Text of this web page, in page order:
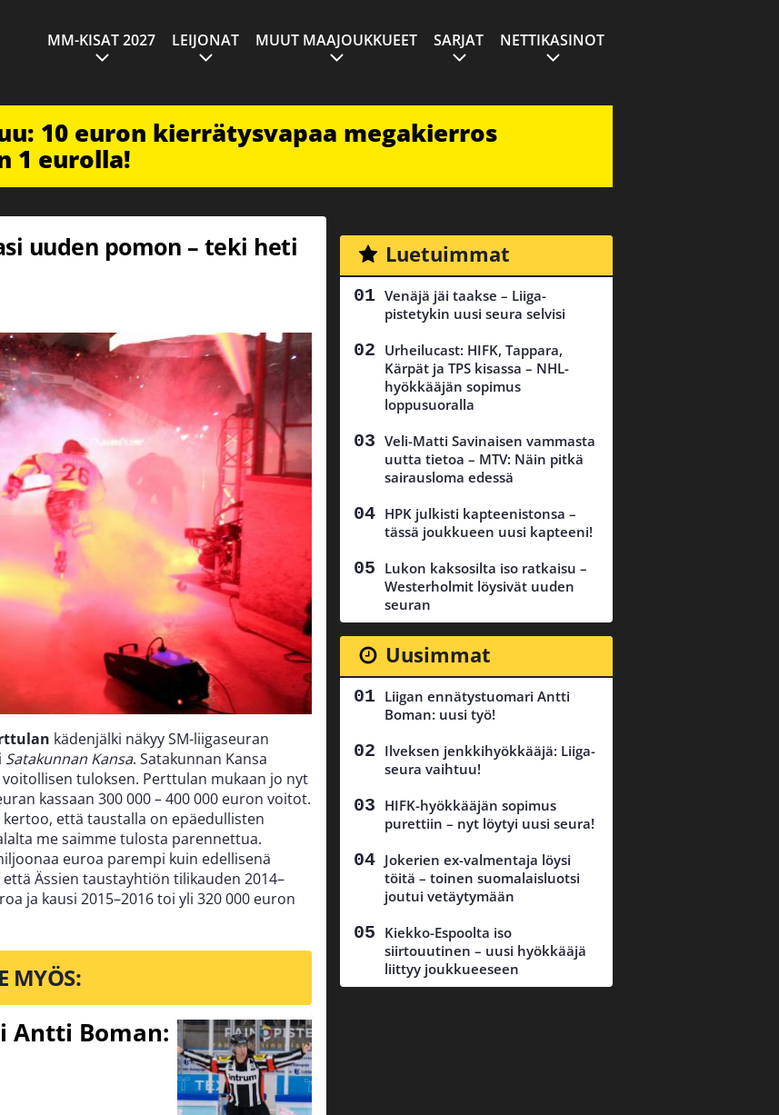
MM-KISAT 2027 LEIJONAT MUUT MAAJOUKKUEET SARJAT NETTIKASINOT
10 euron kierrätysvapaa megakierros
1 eurolla!
uuden pomon – teki heti
kädenjälki näkyy SM-liigaseuran
Satakunnan Kansa. Satakunnan Kansa
tuloksen. Perttulan mukaan jo nyt
kassaan 300 000 – 400 000 euron voitot.
että taustalla on epäedullisten
me saimme tulosta parennettua.
euroa parempi kuin edellisenä
Ässien taustayhtiön tilikauden 2014–
ja kausi 2015–2016 toi yli 320 000 euron
MYÖS:
Antti Boman:
Luetuimmat
Venäjä jäi taakse – Liiga-
pistetykin uusi seura selvisi
Urheilucast: HIFK, Tappara,
Kärpät ja TPS kisassa – NHL-
hyökkääjän sopimus
loppusuoralla
Veli-Matti Savinaisen vammasta
uutta tietoa – MTV: Näin pitkä
sairausloma edessä
HPK julkisti kapteenistonsa –
tässä joukkueen uusi kapteeni!
Lukon kaksosilta iso ratkaisu –
Westerholmit löysivät uuden
seuran
Uusimmat
Liigan ennätystuomari Antti
Boman: uusi työ!
Ilveksen jenkkihyökkääjä: Liiga-
seura vaihtuu!
HIFK-hyökkääjän sopimus
purettiin – nyt löytyi uusi seura!
Jokerien ex-valmentaja löysi
töitä – toinen suomalaisluotsi
joutui vetäytymään
Kiekko-Espoolta iso
siirtouutinen – uusi hyökkääjä
liittyy joukkueeseen